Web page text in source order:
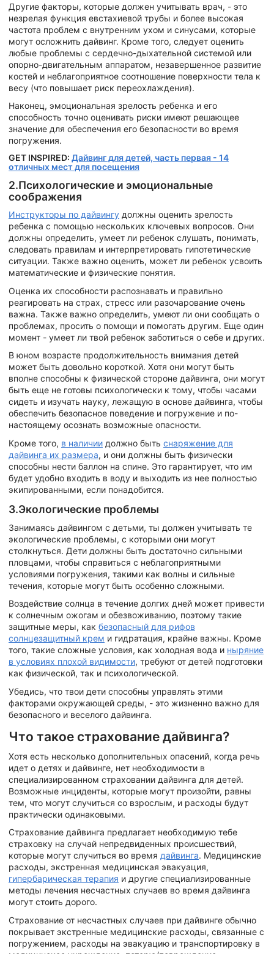
Другие факторы, которые должен учитывать врач, - это
незрелая функция евстахиевой трубы и более высокая
частота проблем с внутренним ухом и синусами, которые
могут осложнить дайвинг. Кроме того, следует оценить
любые проблемы с сердечно-дыхательной системой или
опорно-двигательным аппаратом, незавершенное развитие
костей и неблагоприятное соотношение поверхности тела к
весу (что повышает риск переохлаждения).
Наконец, эмоциональная зрелость ребенка и его
способность точно оценивать риски имеют решающее
значение для обеспечения его безопасности во время
погружения.
GET INSPIRED: Дайвинг для детей, часть первая - 14
отличных мест для посещения
2.Психологические и эмоциональные
соображения
Инструкторы по дайвингу должны оценить зрелость
ребенка с помощью нескольких ключевых вопросов. Они
должны определить, умеет ли ребенок слушать, понимать,
следовать правилам и интерпретировать гипотетические
ситуации. Также важно оценить, может ли ребенок усвоить
математические и физические понятия.
Оценка их способности распознавать и правильно
реагировать на страх, стресс или разочарование очень
важна. Также важно определить, умеют ли они сообщать о
проблемах, просить о помощи и помогать другим. Еще один
момент - умеет ли твой ребенок заботиться о себе и других.
В юном возрасте продолжительность внимания детей
может быть довольно короткой. Хотя они могут быть
вполне способны к физической стороне дайвинга, они могут
быть еще не готовы психологически к тому, чтобы часами
сидеть и изучать науку, лежащую в основе дайвинга, чтобы
обеспечить безопасное поведение и погружение и по-
настоящему осознать возможные опасности.
Кроме того, в наличии должно быть снаряжение для
дайвинга их размера, и они должны быть физически
способны нести баллон на спине. Это гарантирует, что им
будет удобно входить в воду и выходить из нее полностью
экипированными, если понадобится.
3.Экологические проблемы
Занимаясь дайвингом с детьми, ты должен учитывать те
экологические проблемы, с которыми они могут
столкнуться. Дети должны быть достаточно сильными
пловцами, чтобы справиться с неблагоприятными
условиями погружения, такими как волны и сильные
течения, которые могут быть особенно сложными.
Воздействие солнца в течение долгих дней может привести
к солнечным ожогам и обезвоживанию, поэтому такие
защитные меры, как безопасный для рифов
солнцезащитный крем и гидратация, крайне важны. Кроме
того, такие сложные условия, как холодная вода и ныряние
в условиях плохой видимости, требуют от детей подготовки
как физической, так и психологической.
Убедись, что твои дети способны управлять этими
факторами окружающей среды, - это жизненно важно для
безопасного и веселого дайвинга.
Что такое страхование дайвинга?
Хотя есть несколько дополнительных опасений, когда речь
идет о детях и дайвинге, нет необходимости в
специализированном страховании дайвинга для детей.
Возможные инциденты, которые могут произойти, равны
тем, что могут случиться со взрослым, и расходы будут
практически одинаковыми.
Страхование дайвинга предлагает необходимую тебе
страховку на случай непредвиденных происшествий,
которые могут случиться во время дайвинга. Медицинские
расходы, экстренная медицинская эвакуация,
гипербарическая терапия и другие специализированные
методы лечения несчастных случаев во время дайвинга
могут стоить дорого.
Страхование от несчастных случаев при дайвинге обычно
покрывает экстренные медицинские расходы, связанные с
погружением, расходы на эвакуацию и транспортировку в